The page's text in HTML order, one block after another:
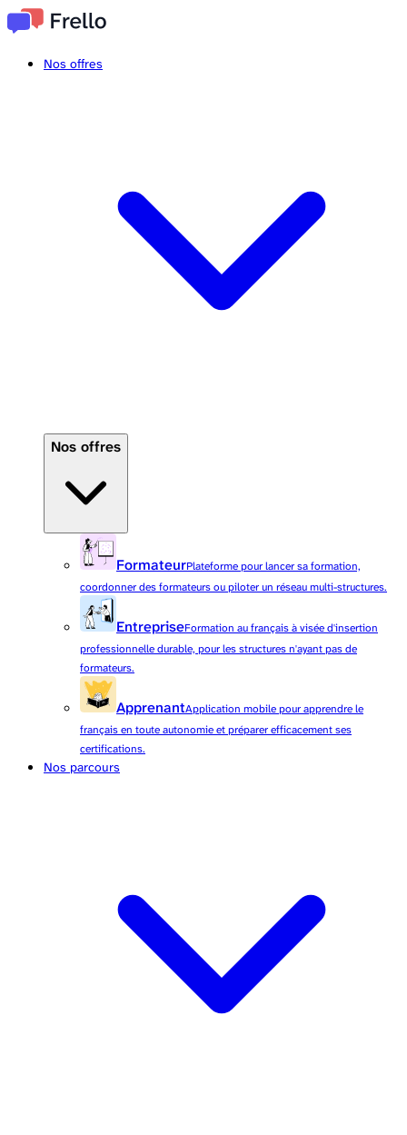
Nos offres
Nos offres
FormateurPlateforme pour lancer sa formation,
coordonner des formateurs ou piloter un réseau multi-structures.
EntrepriseFormation au français à visée d'insertion
professionnelle durable, pour les structures n'ayant pas de
formateurs.
ApprenantApplication mobile pour apprendre le
français en toute autonomie et préparer efficacement ses
certifications.
Nos parcours